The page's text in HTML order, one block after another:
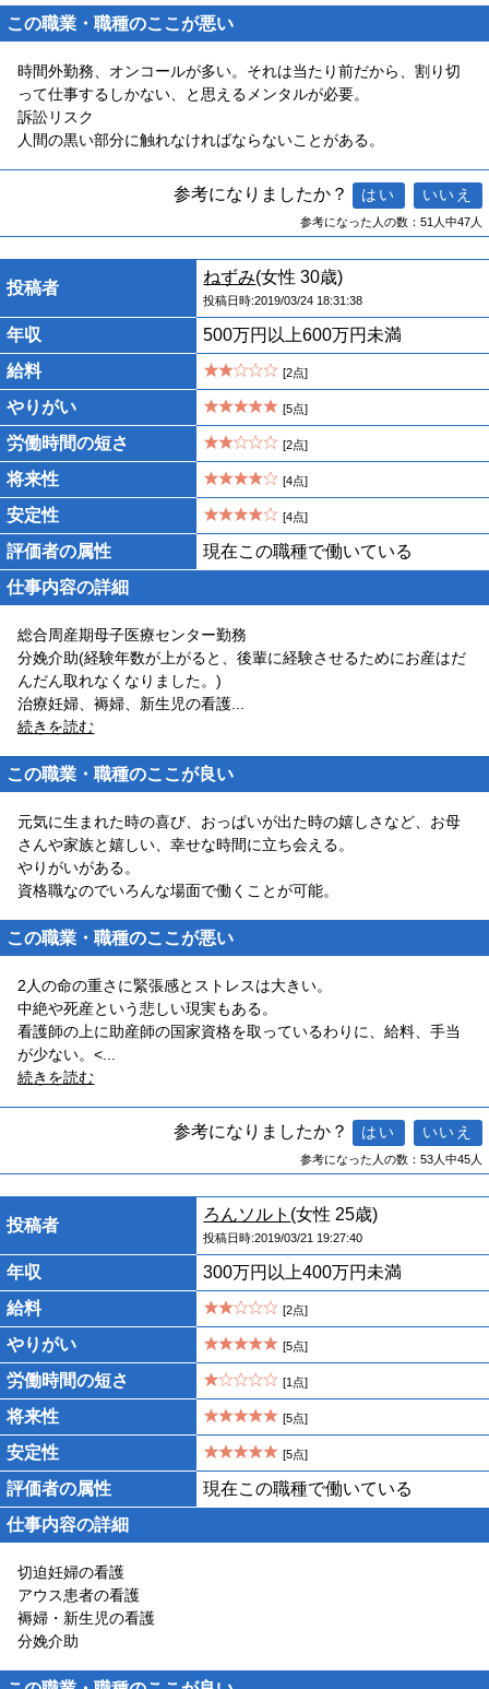
この職業・職種のここが悪い
時間外勤務、オンコールが多い。それは当たり前だから、割り切
って仕事するしかない、と思えるメンタルが必要。
訴訟リスク
人間の黒い部分に触れなければならないことがある。
参考になりましたか？
参考になった人の数：51人中47人
投稿者
ねずみ(女性 30歳)
投稿日時:2019/03/24 18:31:38
年収
500万円以上600万円未満
給料
[2点]
やりがい [5点]
労働時間の短さ [2点]
将来性 [4点]
安定性 [4点]
評価者の属性
現在この職種で働いている
仕事内容の詳細
総合周産期母子医療センター勤務
分娩介助(経験年数が上がると、後輩に経験させるためにお産はだ
んだん取れなくなりました。)
治療妊婦、褥婦、新生児の看護
続きを読む
この職業・職種のここが良い
元気に生まれた時の喜び、おっぱいが出た時の嬉しさなど、お母
さんや家族と嬉しい、幸せな時間に立ち会える。
やりがいがある。
資格職なのでいろんな場面で働くことが可能。
この職業・職種のここが悪い
2人の命の重さに緊張感とストレスは大きい。
中絶や死産という悲しい現実もある。
看護師の上に助産師の国家資格を取っているわりに、給料、手当
が少ない。<
続きを読む
参考になりましたか？
参考になった人の数：53人中45人
投稿者
ろんソルト (女性 25歳)
投稿日時:2019/03/21 19:27:40
年収
300万円以上400万円未満
給料
[2点]
やりがい [5点]
労働時間の短さ [1点]
将来性 [5点]
安定性 [5点]
評価者の属性
現在この職種で働いている
仕事内容の詳細
切迫妊婦の看護
アウス患者の看護
褥婦・新生児の看護
分娩介助